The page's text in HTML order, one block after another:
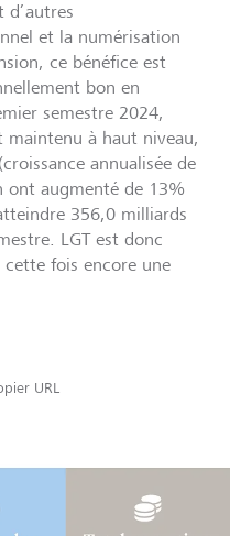
d’autres
et la numérisation
ce bénéfice est
bon en
semestre 2024,
maintenu à haut niveau,
annualisée de
ont augmenté de 13%
356,0 milliards
LGT est donc
fois encore une
URL